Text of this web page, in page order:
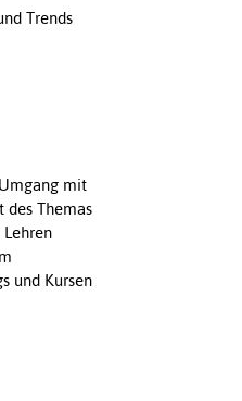
Trends
mit
des Themas
und Kursen